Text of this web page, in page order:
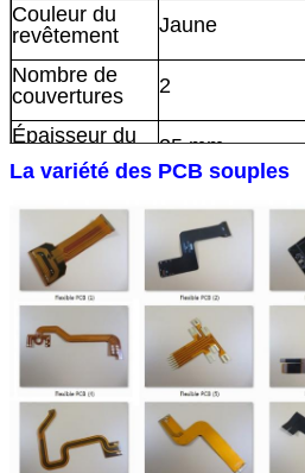
Couleur du
revêtement
Jaune
Nombre de
couvertures
2
Épaisseur du
revêtement
25 mm
Type d'encre à
sérigraphie
N/A
sérigraphie
N/A
La couleur du
fil de soie
N/A
Nombre de
sérigraphes
N/A
La variété des PCB souples